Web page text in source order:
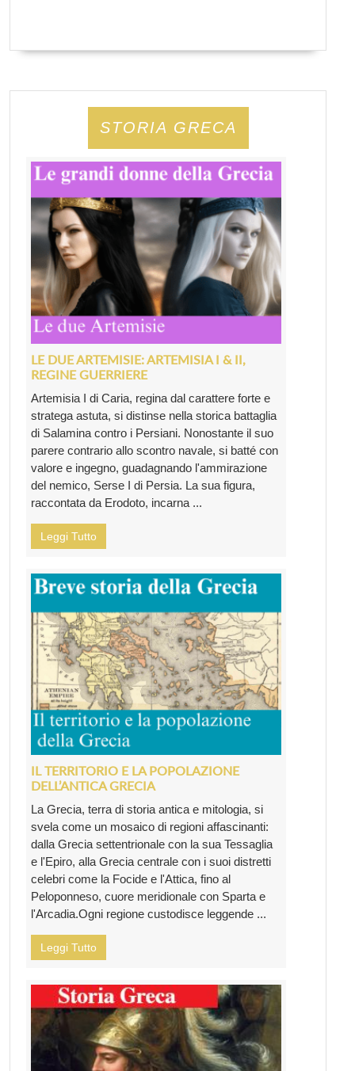
STORIA GRECA
LE DUE ARTEMISIE: ARTEMISIA I & II,
REGINE GUERRIERE
Artemisia I di Caria, regina dal carattere forte e
stratega astuta, si distinse nella storica battaglia
di Salamina contro i Persiani. Nonostante il suo
parere contrario allo scontro navale, si batté con
valore e ingegno, guadagnando l'ammirazione
del nemico, Serse I di Persia. La sua figura,
raccontata da Erodoto, incarna ...
Leggi Tutto
IL TERRITORIO E LA POPOLAZIONE
DELL’ANTICA GRECIA
La Grecia, terra di storia antica e mitologia, si
svela come un mosaico di regioni affascinanti:
dalla Grecia settentrionale con la sua Tessaglia
e l'Epiro, alla Grecia centrale con i suoi distretti
celebri come la Focide e l'Attica, fino al
Peloponneso, cuore meridionale con Sparta e
l'Arcadia.Ogni regione custodisce leggende ...
Leggi Tutto